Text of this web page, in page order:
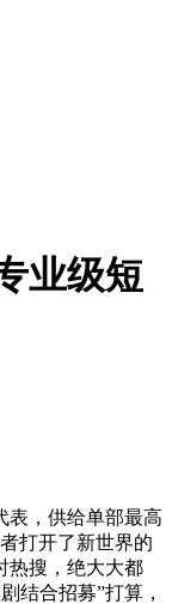
业级短
，供给单部最高
打开了新世界的
热搜，绝大大都
结合招募”打算，